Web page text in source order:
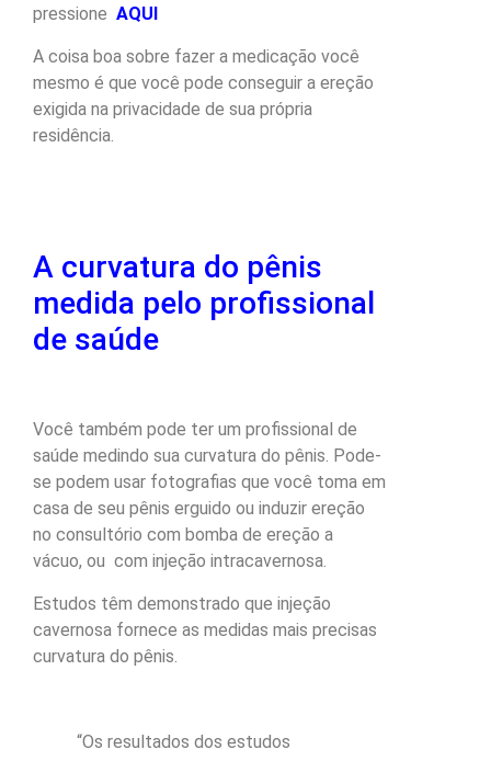
pressione AQUI
A coisa boa sobre fazer a medicação você
mesmo é que você pode conseguir a ereção
exigida na privacidade de sua própria
residência.
A curvatura do pênis
medida pelo profissional
de saúde
Você também pode ter um profissional de
saúde medindo sua curvatura do pênis. Pode-
se podem usar fotografias que você toma em
casa de seu pênis erguido ou induzir ereção
no consultório com bomba de ereção a
vácuo, ou com injeção intracavernosa.
Estudos têm demonstrado que injeção
cavernosa fornece as medidas mais precisas
curvatura do pênis.
“Os resultados dos estudos